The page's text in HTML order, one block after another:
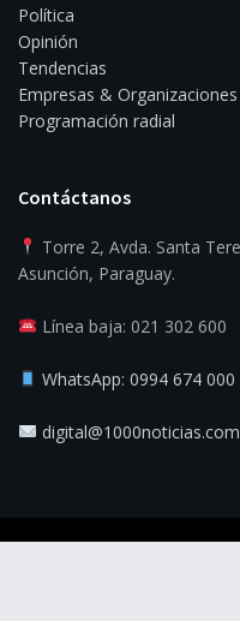
Política
Opinión
Tendencias
Empresas & Organizaciones
Programación radial
Contáctanos
Torre 2, Avda. Santa
Asunción, Paraguay.
Línea baja: 021 302 600
WhatsApp: 0994 674 000